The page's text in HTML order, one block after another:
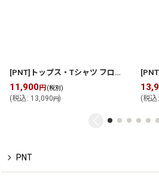
[PNT]トップス・Tシャツ フロッキー加工付カットソー
11,900円 (税別)
(税込: 13,090円) (税込:
PNT